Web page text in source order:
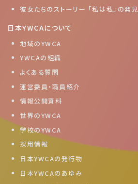
彼女たちのストーリー 「私は私」の発見
日本YWCAについて
地域のYWCA
YWCAの組織
よくある質問
運営委員・職員紹介
情報公開資料
世界のYWCA
学校のYWCA
採用情報
日本YWCAの発行物
日本YWCAのあゆみ